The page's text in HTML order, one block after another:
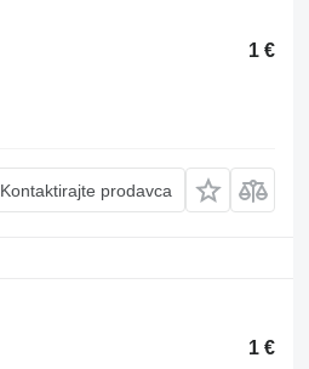
1 €
Kontaktirajte prodavca
1 €